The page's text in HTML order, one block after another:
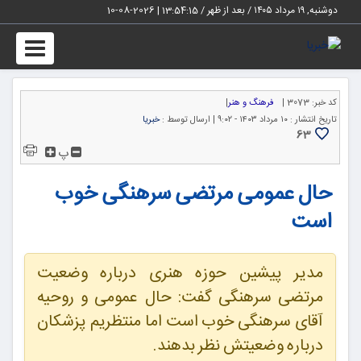
دوشنبه, ۱۹ مرداد ۱۴۰۵ / بعد از ظهر / 13:54:15
|
2026-08-10
کد خبر: 3073 | فرهنگ و هنر|
تاریخ انتشار : ۱۰ مرداد ۱۴۰۳ - ۹:۰۲ | ارسال توسط :خبریا
63
پ
حال عمومی مرتضی سرهنگی خوب
است
مدیر پیشین حوزه هنری درباره وضعیت
مرتضی سرهنگی گفت: حال عمومی و روحیه
آقای سرهنگی خوب است اما منتظریم پزشکان
درباره وضعیتش نظر بدهند.